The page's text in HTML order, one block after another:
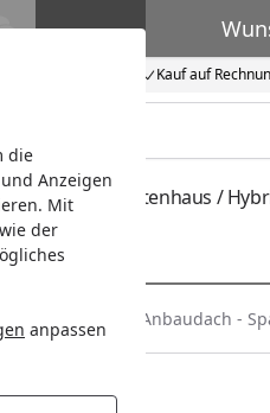
die
Anzeigen
Mit
der
anpassen
Kauf auf
Metallgartenhaus /
5 inkl. Anbaudach -